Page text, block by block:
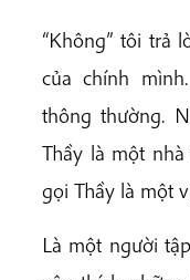
“Không” tôi trả
của chính
thông thường.
Thầy là một
gọi Thầy là một
Là một người